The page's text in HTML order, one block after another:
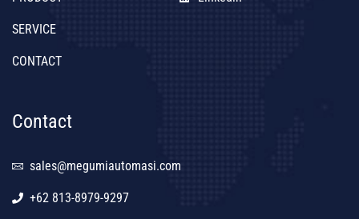
SERVICE
CONTACT
Contact
sales@megumiautomasi.com
+62 813-8979-9297